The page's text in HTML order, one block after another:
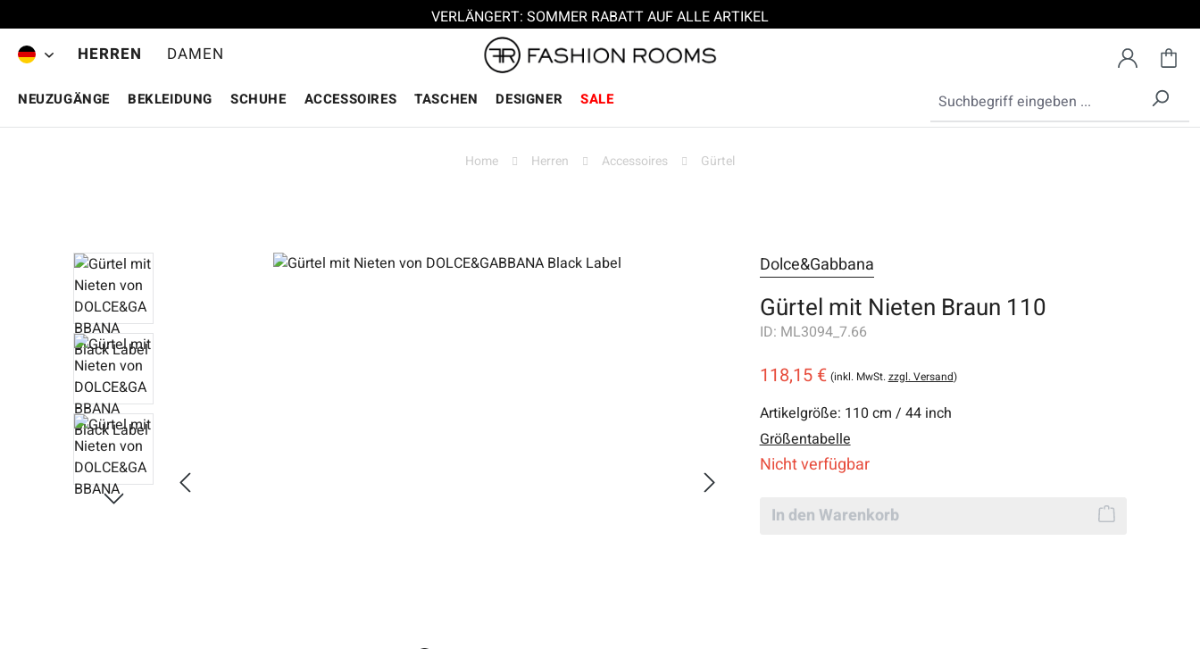
VERLÄNGERT: SOMMER RABATT AUF ALLE ARTIKEL
HERREN DAMEN
NEUZUGÄNGE BEKLEIDUNG SCHUHE ACCESSOIRES TASCHEN DESIGNER SALE
Home Herren Accessoires Gürtel
Bildergalerie überspringen Dolce&Gabbana
Gürtel mit Nieten Braun 110
ID: ML3094_7.66
118,15 € (inkl. MwSt.zzgl. Versand)
Artikelgröße: 110 cm / 44 inch
Größentabelle
Nicht verfügbar
In den Warenkorb